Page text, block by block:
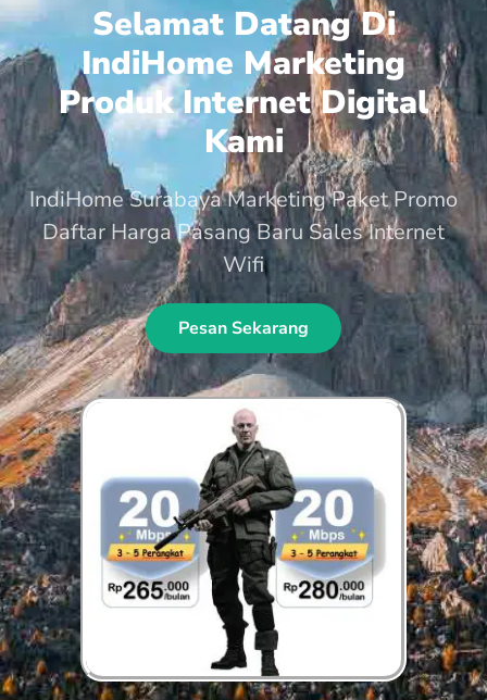
Selamat Datang Di
IndiHome Marketing
Produk Internet Digital
Kami
IndiHome Surabaya Marketing Paket Promo
Daftar Harga Pasang Baru Sales Internet
Wifi
Pesan Sekarang